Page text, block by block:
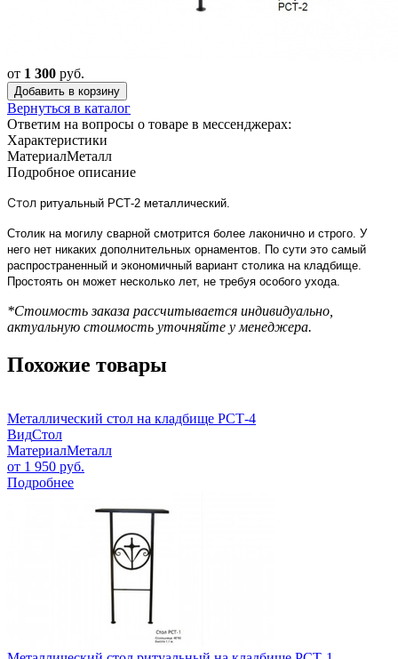
от 1 300 руб.
Добавить в корзину
Вернуться в каталог
Ответим на вопросы о товаре в мессенджерах:
Характеристики
МатериалМеталл
Подробное описание
Cтол ритуальный РСТ-2 металлический.
Столик на могилу сварной смотрится более лаконично и строго. У
него нет никаких дополнительных орнаментов. По сути это самый
распространенный и экономичный вариант столика на кладбище.
Простоять он может несколько лет, не требуя особого ухода.
*Стоимость заказа рассчитывается индивидуально,
актуальную стоимость уточняйте у менеджера.
Похожие товары
Металлический стол на кладбище РСТ-4
ВидСтол
МатериалМеталл
от 1 950 руб.
Подробнее